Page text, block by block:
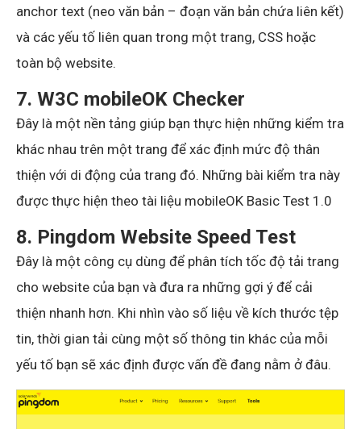
anchor text (neo văn bản – đoạn văn bản chứa liên kết)
và các yếu tố liên quan trong một trang, CSS hoặc
toàn bộ website.
7. W3C mobileOK Checker
Đây là một nền tảng giúp bạn thực hiện những kiểm tra
khác nhau trên một trang để xác định mức độ thân
thiện với di động của trang đó. Những bài kiểm tra này
được thực hiện theo tài liệu mobileOK Basic Test 1.0
8. Pingdom Website Speed Test
Đây là một công cụ dùng để phân tích tốc độ tải trang
cho website của bạn và đưa ra những gợi ý để cải
thiện nhanh hơn. Khi nhìn vào số liệu về kích thước tệp
tin, thời gian tải cùng một số thông tin khác của mỗi
yếu tố bạn sẽ xác định được vấn đề đang nằm ở đâu.